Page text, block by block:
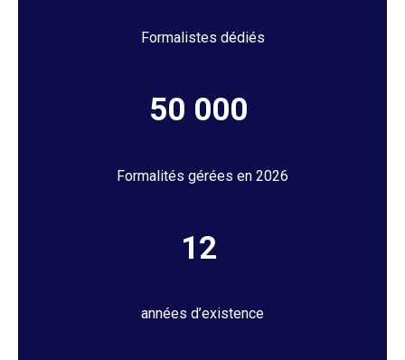
Formalistes dédiés
50 000
Formalités gérées en 2026
12
années d’existence